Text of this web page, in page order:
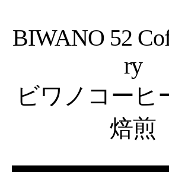
BIWANO 52
ry
ビワノコーヒ
焙煎